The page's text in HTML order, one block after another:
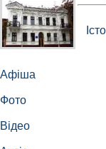
Афіша
Фото
Відео